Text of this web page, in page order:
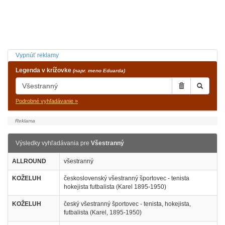
Vypnúť reklamy
Legenda v krížovke (napr. meno Eduarda)
Podrobné vyhľadávanie »
Výsledky vyhľadávania pre Všestranný
ALLROUND všestranný
KOŽELUH
československý všestranný športovec - tenista
hokejista futbalista (Karel 1895-1950)
KOŽELUH
český všestranný športovec - tenista, hokejista,
futbalista (Karel, 1895-1950)